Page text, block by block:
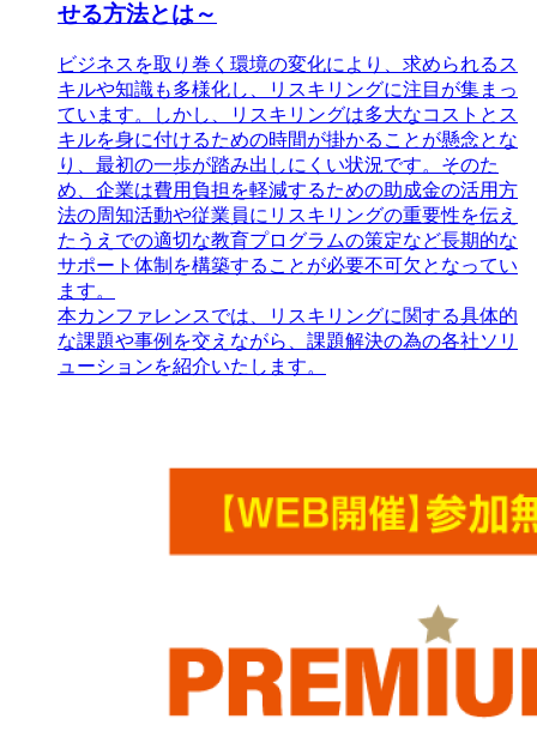
せる方法とは～
ビジネスを取り巻く環境の変化により、求められるス
キルや知識も多様化し、リスキリングに注目が集まっ
ています。しかし、リスキリングは多大なコストとス
キルを身に付けるための時間が掛かることが懸念とな
り、最初の一歩が踏み出しにくい状況です。そのた
め、企業は費用負担を軽減するための助成金の活用方
法の周知活動や従業員にリスキリングの重要性を伝え
たうえでの適切な教育プログラムの策定など長期的な
サポート体制を構築することが必要不可欠となってい
ます。
本カンファレンスでは、リスキリングに関する具体的
な課題や事例を交えながら、課題解決の為の各社ソリ
ューションを紹介いたします。